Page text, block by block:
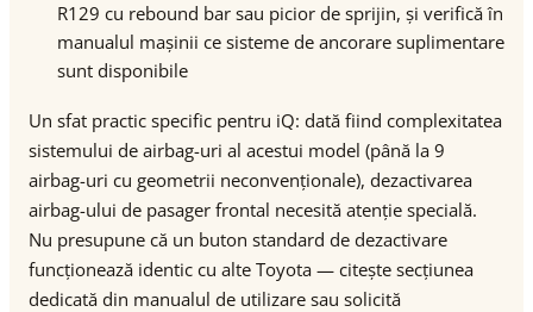
R129 cu rebound bar sau picior de sprijin, și verifică în
manualul mașinii ce sisteme de ancorare suplimentare
sunt disponibile
Un sfat practic specific pentru iQ: dată fiind complexitatea
sistemului de airbag-uri al acestui model (până la 9
airbag-uri cu geometrii neconvenționale), dezactivarea
airbag-ului de pasager frontal necesită atenție specială.
Nu presupune că un buton standard de dezactivare
funcționează identic cu alte Toyota — citește secțiunea
dedicată din manualul de utilizare sau solicită